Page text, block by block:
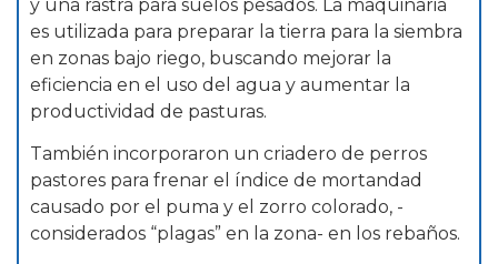
y una rastra para suelos pesados. La maquinaria
es utilizada para preparar la tierra para la siembra
en zonas bajo riego, buscando mejorar la
eficiencia en el uso del agua y aumentar la
productividad de pasturas.
También incorporaron un criadero de perros
pastores para frenar el índice de mortandad
causado por el puma y el zorro colorado, -
considerados “plagas” en la zona- en los rebaños.